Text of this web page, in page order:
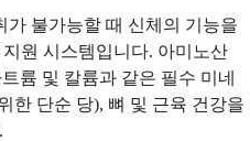
불가능할 때 신체의 기능을
원 시스템입니다. 아미노산
륨 및 칼륨과 같은 필수 미네
한 단순 당), 뼈 및 근육 건강을